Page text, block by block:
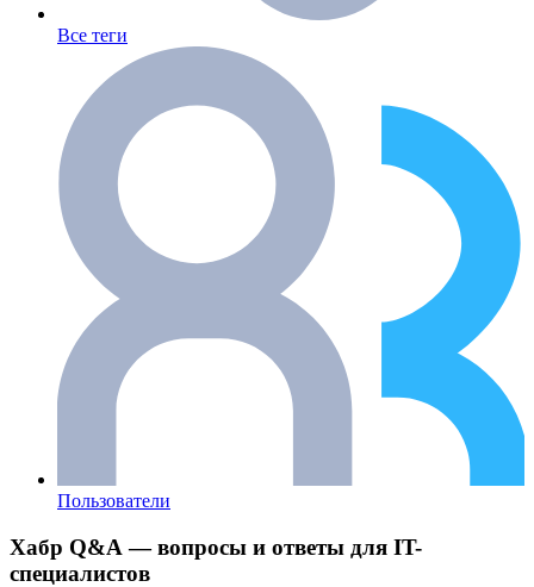
Все теги
Пользователи
Хабр Q&A — вопросы и ответы для IT-
специалистов